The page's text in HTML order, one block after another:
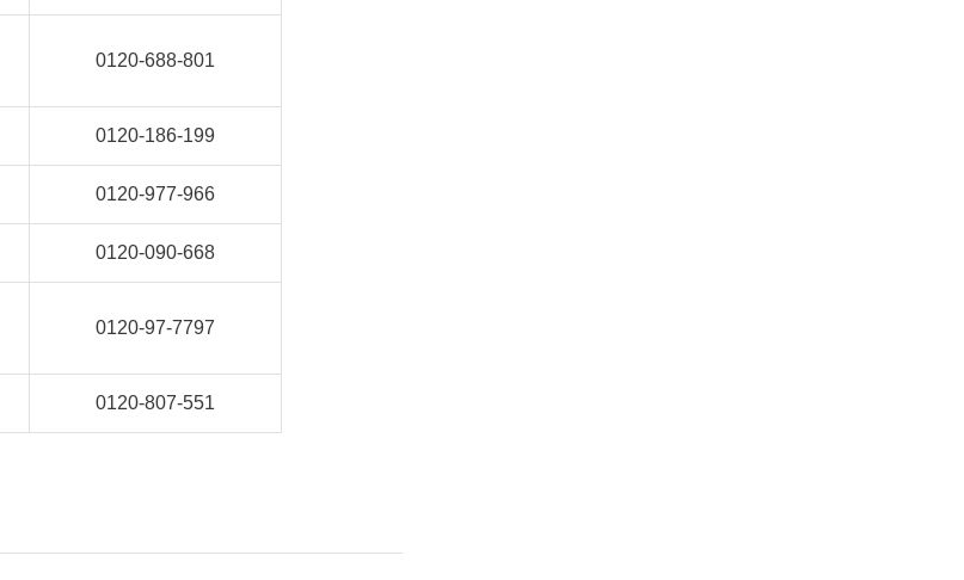
0120-688-801
0120-186-199
0120-977-966
0120-090-668
0120-97-7797
0120-807-551